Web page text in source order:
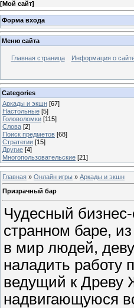
[Мой сайт]
Форма входа
Меню сайта
Главная страница Информация о
Categories
Аркады и экшн [67]
Настольные [5]
Головоломки [115]
Слова [2]
Поиск предметов [68]
Стратегии [15]
Другие [4]
Многопользовательские [21]
Главная » Онлайн игры » Аркады и экшн
Призрачный бар
Чудесный
странном баре,
в мир людей,
наладить работу
ведущий к Древу
надвигающуюся